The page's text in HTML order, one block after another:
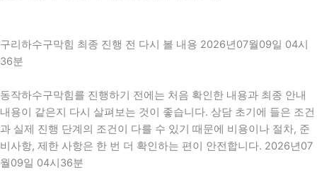
구리하수구막힘 최종 진행 전 다시 볼 내용 2026년07월09일 04시
36분
동작하수구막힘를 진행하기 전에는 처음 확인한 내용과 최종 안내
내용이 같은지 다시 살펴보는 것이 좋습니다. 상담 초기에 들은 조건
과 실제 진행 단계의 조건이 다를 수 있기 때문에 비용이나 절차, 준
비사항, 제한 사항은 한 번 더 확인하는 편이 안전합니다. 2026년07
월09일 04시36분